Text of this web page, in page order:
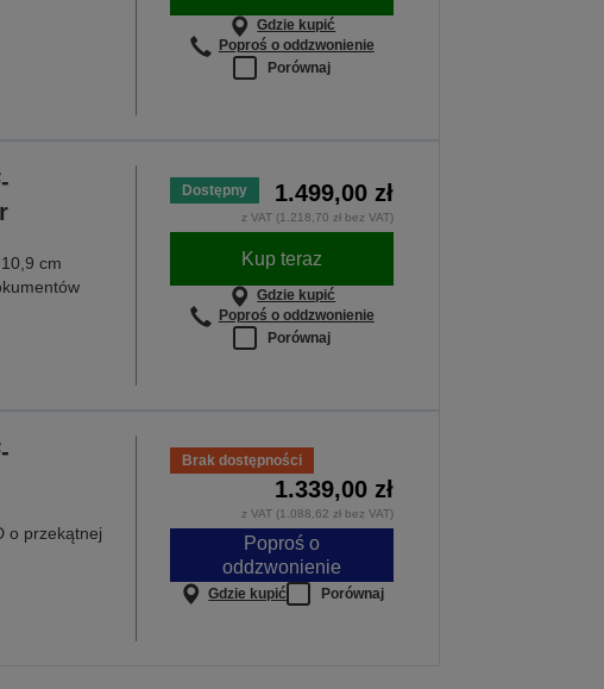
Gdzie kupić
Poproś o oddzwonienie
Porównaj
cm
Dostępny 1.499,00 zł
z VAT (1.218,70 zł bez VAT)
Kup teraz
Gdzie kupić
Poproś o oddzwonienie
Porównaj
o przekątnej
Brak dostępności
1.339,00 zł
z VAT (1.088,62 zł bez VAT)
Poproś o
oddzwonienie
Gdzie kupić Porównaj